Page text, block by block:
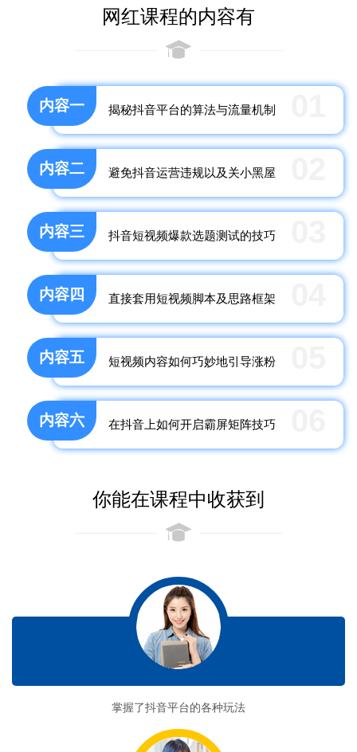
网红课程的内容有
内容一 揭秘抖音平台的算法与流量机制
内容二 避免抖音运营违规以及关小黑屋
内容三 抖音短视频爆款选题测试的技巧
内容四 直接套用短视频脚本及思路框架
内容五 短视频内容如何巧妙地引导涨粉
内容六 在抖音上如何开启霸屏矩阵技巧
你能在课程中收获到
收获一
掌握了抖音平台的各种玩法